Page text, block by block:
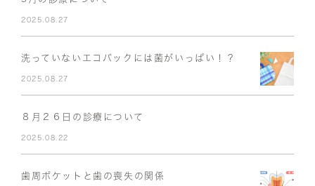
2025.08.27
洗っていないエコバックには菌がいっぱい！？
2025.08.27
８月２６日の診療について
2025.08.22
歯周ポケットと歯の喪失の関係